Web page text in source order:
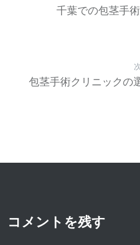
千葉での包茎手
包茎手術クリニックの
コメントを残す